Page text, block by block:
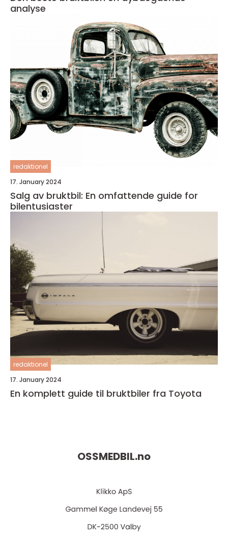
analyse
redaktionel
17. January 2024
Salg av bruktbil: En omfattende guide for
bilentusiaster
redaktionel
17. January 2024
En komplett guide til bruktbiler fra Toyota
OSSMEDBIL.no